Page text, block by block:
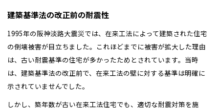
建築基準法の改正前の耐震性
1995年の阪神淡路大震災では、在来工法によって建築された住宅
の倒壊被害が目立ちました。これほどまでに被害が拡大した理由
は、古い耐震基準の住宅が多かったためとされています。当時
は、建築基準法の改正前で、在来工法の壁に対する基準は明確に
示されていませんでした。
しかし、築年数が古い在来工法住宅でも、適切な耐震対策を施